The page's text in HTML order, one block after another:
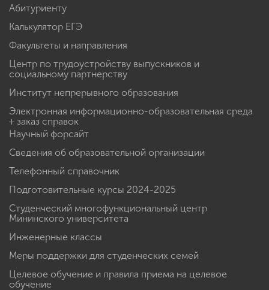
Абитуриенту
Калькулятор ЕГЭ
Факультеты и направления
Центр по трудоустройству выпускников и
социальному партнерству
Институт непрерывного образования
Электронная информационно-образовательная среда
+ заказ справок
Научный форсайт
Сведения об образовательной организации
Телефонный справочник
Подготовительные курсы 2024-2025
Студенческий многофункциональный центр
Мининского университета
Инженерные классы
Меры поддержки для студенческих семей
Целевое обучение и правила приема на целевое
обучение